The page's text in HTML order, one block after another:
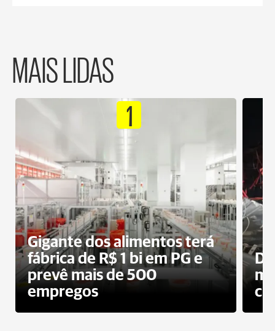
MAIS LIDAS
1
Gigante dos alimentos terá
fábrica de R$ 1 bi em PG e
prevê mais de 500
empregos